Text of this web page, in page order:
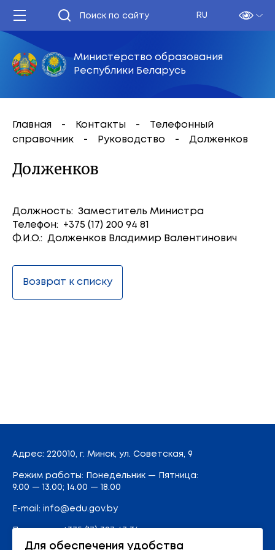
RU
Министерство образования
Республики Беларусь
Главная Контакты
Телефонный
справочник
Руководство Долженков
Долженков
Должность: Заместитель Министра
Телефон: +375 (17) 200 94 81
Ф.И.О.: Долженков Владимир Валентинович
Возврат к списку
Адрес: 220010, г. Минск, ул. Советская, 9
Режим работы: Понедельник — Пятница:
9.00 — 13.00; 14.00 — 18.00
E-mail: info@edu.gov.by
Приемная: +375 (17) 327 47 36
Для обеспечения удобства